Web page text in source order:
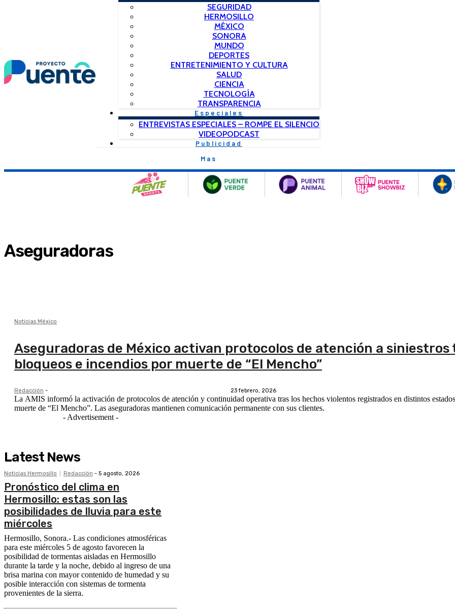
SEGURIDAD
HERMOSILLO
MÉXICO
SONORA
MUNDO
DEPORTES
ENTRETENIMIENTO Y CULTURA
SALUD
CIENCIA
TECNOLOGÍA
TRANSPARENCIA
Especiales
ENTREVISTAS ESPECIALES – ROMPE EL SILENCIO
VIDEOPODCAST
Publicidad
Mas
Aseguradoras
Noticias México
Aseguradoras de México activan protocolos de atención a siniestros
bloqueos e incendios por muerte de “El Mencho”
Redacción - 23 febrero, 2026
La AMIS informó la activación de protocolos de atención y continuidad operativa tras los hechos violentos registrados en distintos
muerte de “El Mencho”. Las aseguradoras mantienen comunicación permanente con sus clientes.
- Advertisement -
Latest News
Noticias Hermosillo Redacción - 5 agosto, 2026
Pronóstico del clima en
Hermosillo: estas son las
posibilidades de lluvia para este
miércoles
Hermosillo, Sonora.- Las condiciones atmosféricas
para este miércoles 5 de agosto favorecen la
posibilidad de tormentas aisladas en Hermosillo
durante la tarde y la noche, debido al ingreso de una
brisa marina con mayor contenido de humedad y su
posible interacción con sistemas de tormenta
provenientes de la sierra.